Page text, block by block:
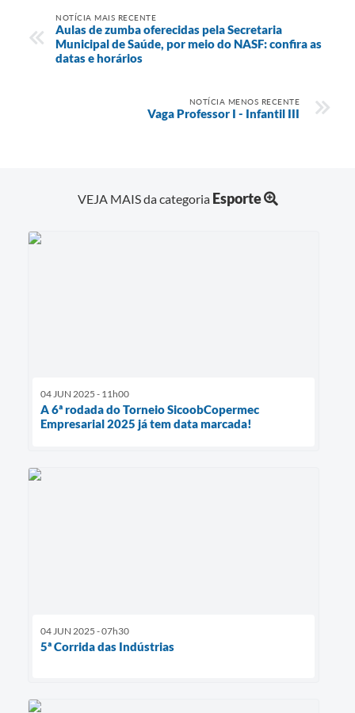
NOTÍCIA MAIS RECENTE
Aulas de zumba oferecidas pela Secretaria
Municipal de Saúde, por meio do NASF: confira as
datas e horários
NOTÍCIA MENOS RECENTE
Vaga Professor I - Infantil III
VEJA MAIS da categoria Esporte
04 JUN 2025 - 11h00
A 6ª rodada do Torneio SicoobCopermec
Empresarial 2025 já tem data marcada!
04 JUN 2025 - 07h30
5ª Corrida das Indústrias